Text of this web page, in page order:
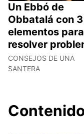
Un Ebbó de
Obbatalá con 3
elementos para
resolver
CONSEJOS DE UNA
SANTERA